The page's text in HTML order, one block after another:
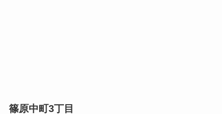
篠原中町3丁目